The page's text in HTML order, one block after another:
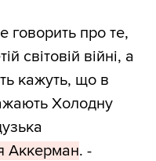
говорить про те,
світовій війні, а
кажуть, що в
Холодну
Аккерман. -